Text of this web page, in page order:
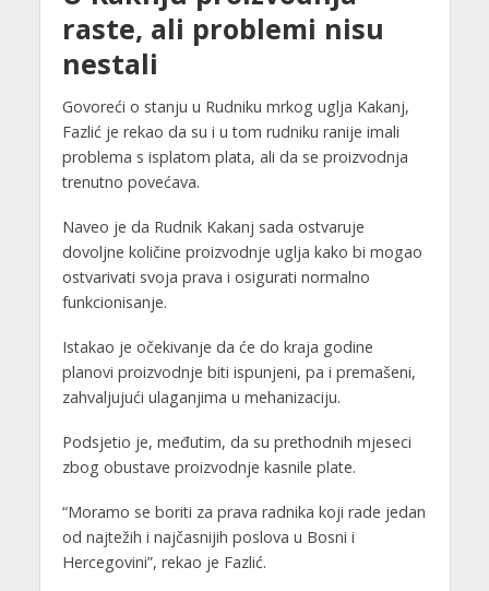
raste, ali problemi nisu
nestali
Govoreći o stanju u Rudniku mrkog uglja Kakanj,
Fazlić je rekao da su i u tom rudniku ranije imali
problema s isplatom plata, ali da se proizvodnja
trenutno povećava.
Naveo je da Rudnik Kakanj sada ostvaruje
dovoljne količine proizvodnje uglja kako bi mogao
ostvarivati svoja prava i osigurati normalno
funkcionisanje.
Istakao je očekivanje da će do kraja godine
planovi proizvodnje biti ispunjeni, pa i premašeni,
zahvaljujući ulaganjima u mehanizaciju.
Podsjetio je, međutim, da su prethodnih mjeseci
zbog obustave proizvodnje kasnile plate.
“Moramo se boriti za prava radnika koji rade jedan
od najtežih i najčasnijih poslova u Bosni i
Hercegovini”, rekao je Fazlić.